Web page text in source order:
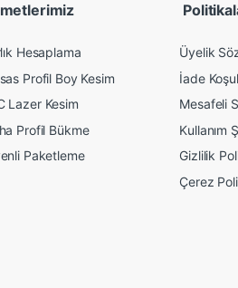
Hesaplama
Profil Boy Kesim
Lazer Kesim
Profil Bükme
Paketleme
Üyelik
İade
Mesafeli
Kullanım
Gizlilik
Çerez